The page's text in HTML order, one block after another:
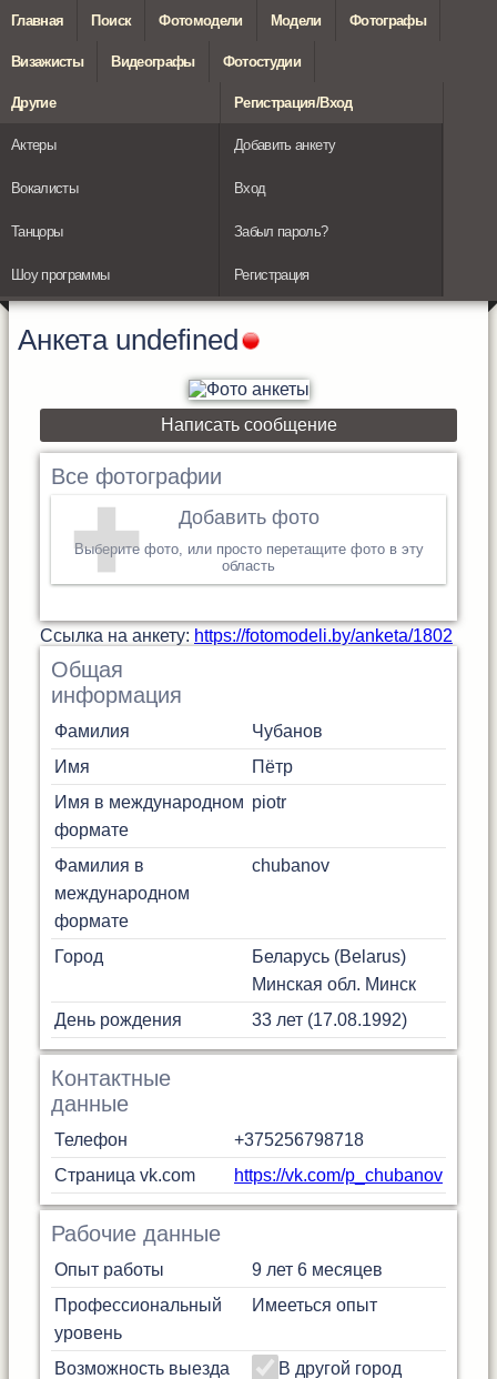
Главная Поиск Фотомодели Модели Фотографы
Визажисты Видеографы Фотостудии
Другие
Актеры
Вокалисты
Танцоры
Шоу программы
Регистрация/Вход
Добавить анкету
Вход
Забыл пароль?
Регистрация
Анкета undefined
Написать сообщение
Все фотографии
Добавить фото
Выберите фото, или просто перетащите фото в эту
область
Cсылка на анкету: https://fotomodeli.by/anketa/1802
Общая
информация
Фамилия
Чубанов
Имя
Пётр
Имя в международном
формате
piotr
Фамилия в
международном
формате
chubanov
Город
Беларусь (Belarus)
Минская обл. Минск
День рождения
33 лет (17.08.1992)
Контактные
данные
Телефон
+375256798718
Страница vk.com
https://vk.com/p_chubanov
Рабочие данные
Опыт работы
9 лет 6 месяцев
Профессиональный
уровень
Имееться опыт
Возможность выезда В другой город